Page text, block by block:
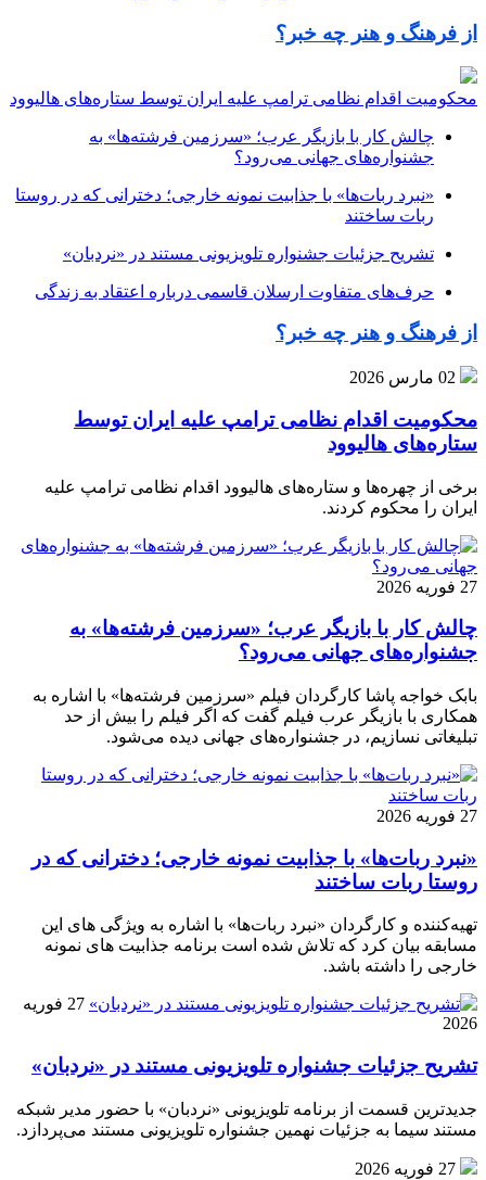
از فرهنگ و هنر چه خبر؟
محکومیت اقدام نظامی ترامپ علیه ایران توسط ستاره‌های هالیوود
چالش کار با بازیگر عرب؛ «سرزمین فرشته‌ها» به
جشنواره‌های جهانی می‌رود؟
«نبرد ربات‌ها» با جذابیت نمونه خارجی؛ دخترانی که در روستا
ربات ساختند
تشریح جزئیات جشنواره‌ تلویزیونی مستند در «نردبان»
حرف‌های متفاوت ارسلان قاسمی درباره اعتقاد به زندگی
از فرهنگ و هنر چه خبر؟
02 مارس 2026
محکومیت اقدام نظامی ترامپ علیه ایران توسط
ستاره‌های هالیوود
برخی از چهره‌ها و ستاره‌های هالیوود اقدام نظامی ترامپ علیه
ایران را محکوم کردند.
27 فوریه 2026
چالش کار با بازیگر عرب؛ «سرزمین فرشته‌ها» به
جشنواره‌های جهانی می‌رود؟
بابک خواجه پاشا کارگردان فیلم «سرزمین فرشته‌ها» با اشاره به
همکاری با بازیگر عرب فیلم گفت که اگر فیلم را بیش از حد
تبلیغاتی نسازیم، در جشنواره‌های جهانی دیده می‌شود.
27 فوریه 2026
«نبرد ربات‌ها» با جذابیت نمونه خارجی؛ دخترانی که در
روستا ربات ساختند
تهیه‌کننده و کارگردان «نبرد ربات‌ها» با اشاره به ویژگی های این
مسابقه بیان کرد که تلاش شده است برنامه جذابیت های نمونه
خارجی را داشته باشد.
27 فوریه
2026
تشریح جزئیات جشنواره‌ تلویزیونی مستند در «نردبان»
جدیدترین قسمت از برنامه‌ تلویزیونی «نردبان» با حضور مدیر شبکه
مستند سیما به جزئیات نهمین جشنواره‌ تلویزیونی مستند می‌پردازد.
27 فوریه 2026